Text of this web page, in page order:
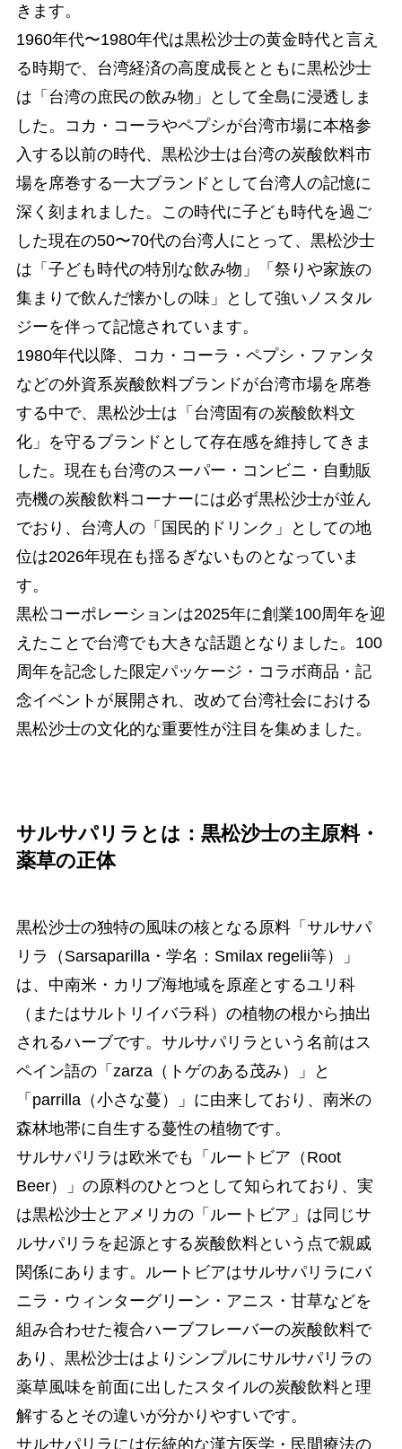
きます。
1960年代〜1980年代は黒松沙士の黄金時代と言え
る時期で、台湾経済の高度成長とともに黒松沙士
は「台湾の庶民の飲み物」として全島に浸透しま
した。コカ・コーラやペプシが台湾市場に本格参
入する以前の時代、黒松沙士は台湾の炭酸飲料市
場を席巻する一大ブランドとして台湾人の記憶に
深く刻まれました。この時代に子ども時代を過ご
した現在の50〜70代の台湾人にとって、黒松沙士
は「子ども時代の特別な飲み物」「祭りや家族の
集まりで飲んだ懐かしの味」として強いノスタル
ジーを伴って記憶されています。
1980年代以降、コカ・コーラ・ペプシ・ファンタ
などの外資系炭酸飲料ブランドが台湾市場を席巻
する中で、黒松沙士は「台湾固有の炭酸飲料文
化」を守るブランドとして存在感を維持してきま
した。現在も台湾のスーパー・コンビニ・自動販
売機の炭酸飲料コーナーには必ず黒松沙士が並ん
でおり、台湾人の「国民的ドリンク」としての地
位は2026年現在も揺るぎないものとなっていま
す。
黒松コーポレーションは2025年に創業100周年を迎
えたことで台湾でも大きな話題となりました。100
周年を記念した限定パッケージ・コラボ商品・記
念イベントが展開され、改めて台湾社会における
黒松沙士の文化的な重要性が注目を集めました。
サルサパリラとは：黒松沙士の主原料・
薬草の正体
黒松沙士の独特の風味の核となる原料「サルサパ
リラ（Sarsaparilla・学名：Smilax regelii等）」
は、中南米・カリブ海地域を原産とするユリ科
（またはサルトリイバラ科）の植物の根から抽出
されるハーブです。サルサパリラという名前はス
ペイン語の「zarza（トゲのある茂み）」と
「parrilla（小さな蔓）」に由来しており、南米の
森林地帯に自生する蔓性の植物です。
サルサパリラは欧米でも「ルートビア（Root
Beer）」の原料のひとつとして知られており、実
は黒松沙士とアメリカの「ルートビア」は同じサ
ルサパリラを起源とする炭酸飲料という点で親戚
関係にあります。ルートビアはサルサパリラにバ
ニラ・ウィンターグリーン・アニス・甘草などを
組み合わせた複合ハーブフレーバーの炭酸飲料で
あり、黒松沙士はよりシンプルにサルサパリラの
薬草風味を前面に出したスタイルの炭酸飲料と理
解するとその違いが分かりやすいです。
サルサパリラには伝統的な漢方医学・民間療法の